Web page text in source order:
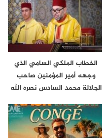
الخطاب الملكي السامي الذي
وجهه أمير المؤمنين صاحب
الجلالة محمد السادس نصره الله